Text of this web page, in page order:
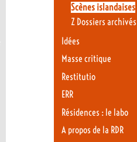
Scènes islandaises
Z Dossiers archivés
Idées
Masse critique
Restitutio
ERR
Résidences : le labo
A propos de la RDR